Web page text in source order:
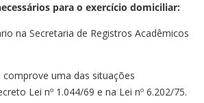
para o exercício domiciliar:
na Secretaria de Registros Acadêmicos
uma das situações
Lei nº 1.044/69 e na Lei nº 6.202/75.